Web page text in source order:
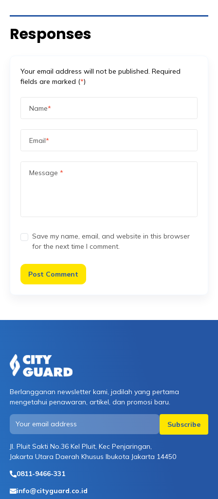
Responses
Your email address will not be published. Required
fields are marked (*)
Name*
Email*
Message *
Save my name, email, and website in this browser
for the next time I comment.
Berlangganan newsletter kami, jadilah yang pertama
mengetahui penawaran, artikel, dan promosi baru.
Jl. Pluit Sakti No.36 Kel Pluit, Kec Penjaringan,
Jakarta Utara Daerah Khusus Ibukota Jakarta 14450
0811-9466-331
info@cityguard.co.id